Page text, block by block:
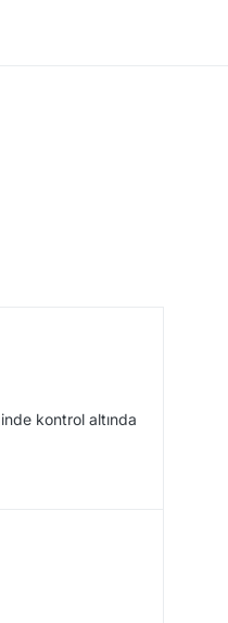
kontrol altında